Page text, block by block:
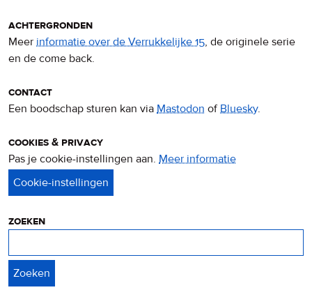
achtergronden
Meer informatie over de Verrukkelijke 15, de originele serie
en de come back.
contact
Een boodschap sturen kan via Mastodon ofBluesky.
cookies & privacy
Pas je cookie-instellingen aan. Meer informatie
zoeken